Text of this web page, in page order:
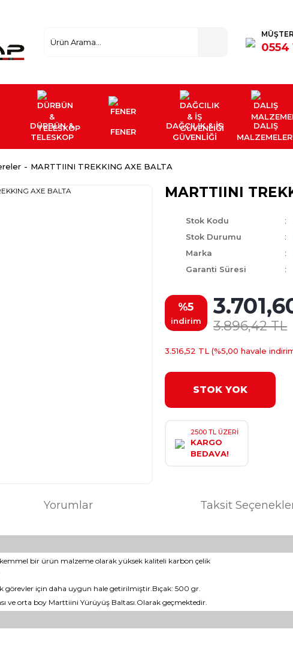
0554
DÜRBÜN &
TELESKOP
FENER
DAĞCILIK & İŞ
GÜVENLİĞİ
DALIŞ
MARTTIINI TREKKING AXE BALTA
MARTTIINI
Stok Kodu
Stok Durumu
Marka
Garanti Süresi
%5
indirim 3.896,42 TL
3.516,52 TL (%5,00 havale
STOK YOK
2500 TL ÜZERİ
KARGO
BEDAVA!
Yorumlar Taksit
bir ürün malzeme olarak yüksek kaliteli karbon çelik
için daha uygun hale getirilmiştir.Bıçak: 500 gr.
ve orta boy Marttiini Yürüyüş Baltası.Olarak geçmektedir.